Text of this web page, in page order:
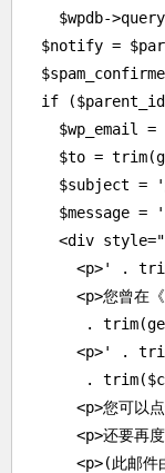
$wpdb-
$notify =
if
$wp_email =
$to =
$subject =
    $message = '
<div
<p>' .
<p>您曾在
.
<p>' .
.
<p>您可以
<p>还要再
<p>(此邮件